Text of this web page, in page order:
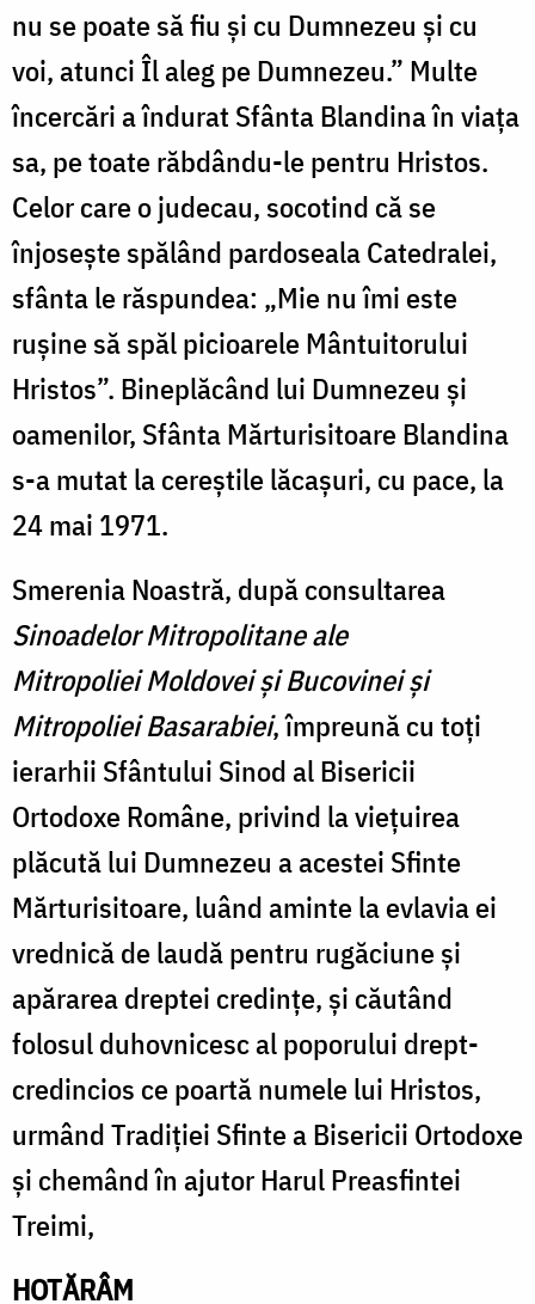
nu se poate să fiu și cu Dumnezeu și cu
voi, atunci Îl aleg pe Dumnezeu.” Multe
încercări a îndurat Sfânta Blandina în viața
sa, pe toate răbdându-le pentru Hristos.
Celor care o judecau, socotind că se
înjosește spălând pardoseala Catedralei,
sfânta le răspundea: „Mie nu îmi este
rușine să spăl picioarele Mântuitorului
Hristos”. Bineplăcând lui Dumnezeu și
oamenilor, Sfânta Mărturisitoare Blandina
s-a mutat la cereștile lăcașuri, cu pace, la
24 mai 1971.
Smerenia Noastră, după consultarea
Sinoadelor Mitropolitane ale
Mitropoliei Moldovei și Bucovinei și
Mitropoliei Basarabiei, împreună cu toți
ierarhii Sfântului Sinod al Bisericii
Ortodoxe Române, privind la viețuirea
plăcută lui Dumnezeu a acestei Sfinte
Mărturisitoare, luând aminte la evlavia ei
vrednică de laudă pentru rugăciune și
apărarea dreptei credințe, și căutând
folosul duhovnicesc al poporului drept-
credincios ce poartă numele lui Hristos,
urmând Tradiției Sfinte a Bisericii Ortodoxe
și chemând în ajutor Harul Preasfintei
Treimi,
HOTĂRÂM